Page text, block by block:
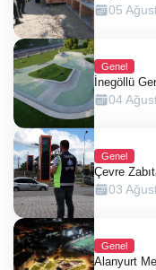
05
Genel
İnegöllü
04
Genel
Çevre
03
Genel
Alanyurt